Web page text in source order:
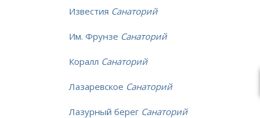
Известия Санаторий
Им. Фрунзе Санаторий
Коралл Санаторий
Лазаревское Санаторий
Лазурный берег Санаторий